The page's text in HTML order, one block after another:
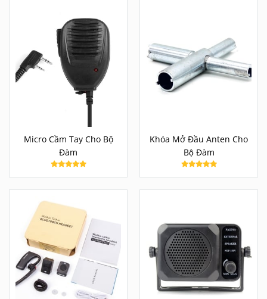
Micro Cầm Tay Cho Bộ
Đàm
Khóa Mở Đầu Anten Cho
Bộ Đàm